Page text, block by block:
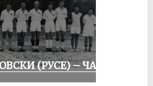
(РУСЕ) – ЧАСТ I